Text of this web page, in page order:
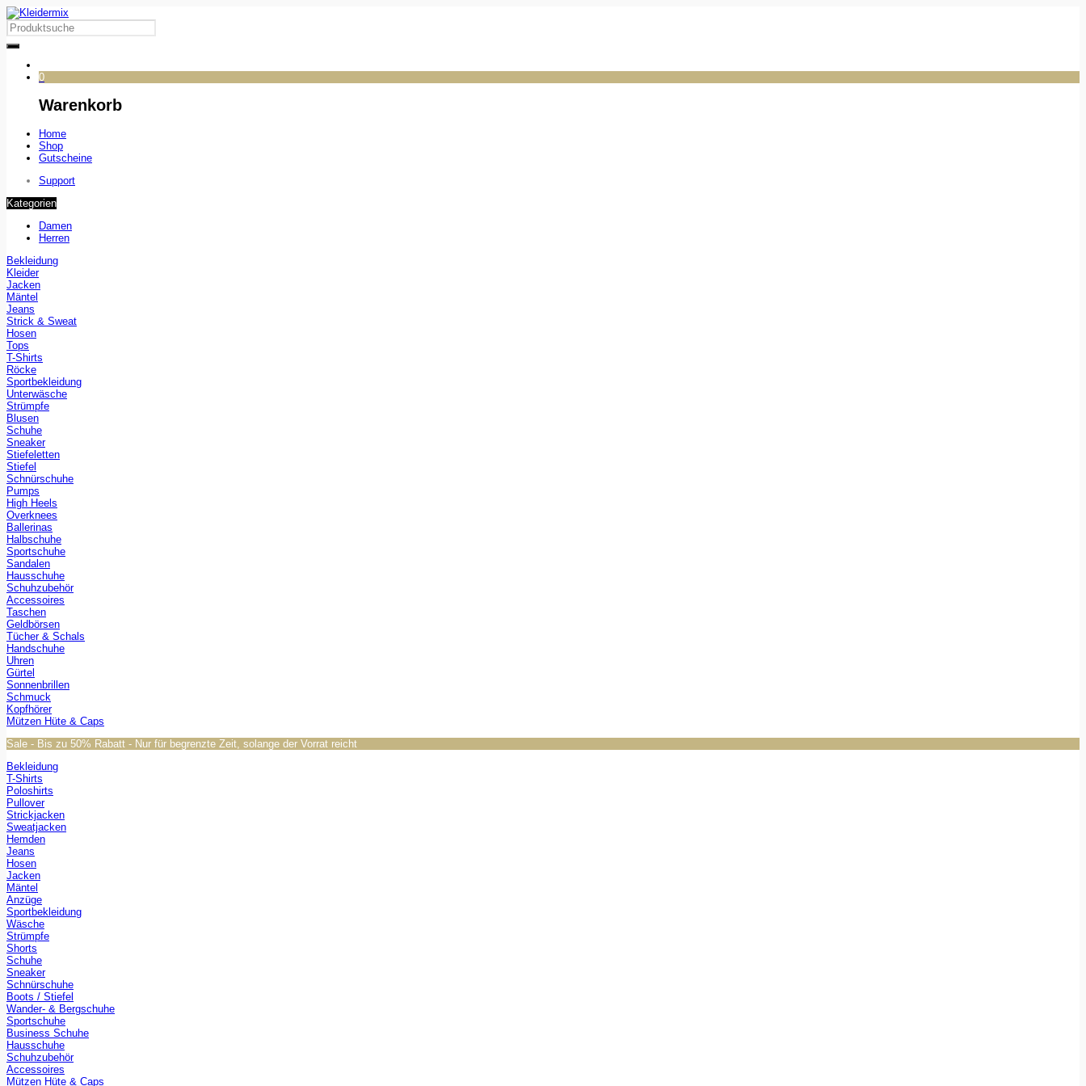
0
Warenkorb
Home
Shop
Gutscheine
Support
Kategorien
Damen
Herren
Bekleidung
Kleider
Jacken
Mäntel
Jeans
Strick & Sweat
Hosen
Tops
T-Shirts
Röcke
Sportbekleidung
Unterwäsche
Strümpfe
Blusen
Schuhe
Sneaker
Stiefeletten
Stiefel
Schnürschuhe
Pumps
High Heels
Overknees
Ballerinas
Halbschuhe
Sportschuhe
Sandalen
Hausschuhe
Schuhzubehör
Accessoires
Taschen
Geldbörsen
Tücher & Schals
Handschuhe
Uhren
Gürtel
Sonnenbrillen
Schmuck
Kopfhörer
Mützen Hüte & Caps
Sale - Bis zu 50% Rabatt - Nur für begrenzte Zeit, solange der Vorrat reicht
Bekleidung
T-Shirts
Poloshirts
Pullover
Strickjacken
Sweatjacken
Hemden
Jeans
Hosen
Jacken
Mäntel
Anzüge
Sportbekleidung
Wäsche
Strümpfe
Shorts
Schuhe
Sneaker
Schnürschuhe
Boots / Stiefel
Wander- & Bergschuhe
Sportschuhe
Business Schuhe
Hausschuhe
Schuhzubehör
Accessoires
Mützen Hüte & Caps